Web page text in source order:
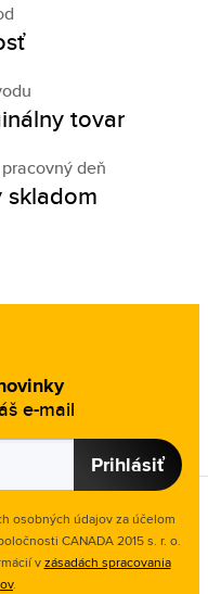
tovar
deň
skladom
e-mail
Prihlásiť
osobných údajov za účelom
CANADA 2015 s. r. o.
vzásadách spracovania
.